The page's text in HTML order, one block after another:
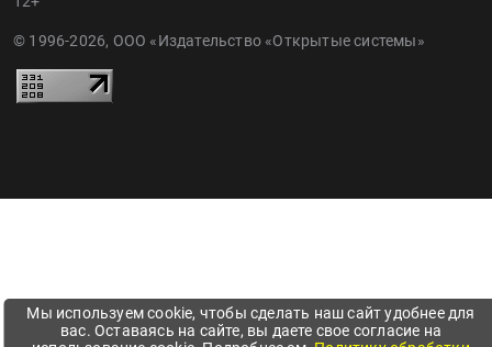
© 1996-2026, ООО «Издательство «Открытые системы»
Мы используем cookie, чтобы сделать наш сайт удобнее для
вас. Оставаясь на сайте, вы даете свое согласие на